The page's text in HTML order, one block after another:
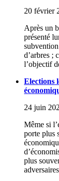
20 février
Après un
présenté
d’arbres ;
l’objectif
Elections
24 juin
Même si
porte plus
plus